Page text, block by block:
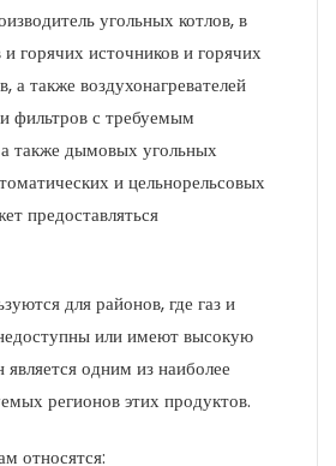
угольных котлов, в
горячих источников и горячих
а также воздухонагревателей
фильтров с требуемым
также дымовых угольных
и цельнорельсовых
предоставляться
для районов, где газ и
или имеют высокую
одним из наиболее
регионов этих продуктов.
относятся: